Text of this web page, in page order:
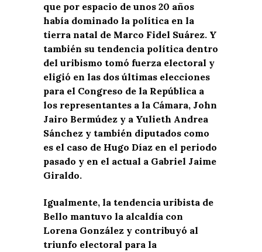
que por espacio de unos 20 años
había dominado la política en la
tierra natal de Marco Fidel Suárez. Y
también su tendencia política dentro
del uribismo tomó fuerza electoral y
eligió en las dos últimas elecciones
para el Congreso de la República a
los representantes a la Cámara, John
Jairo Bermúdez y a Yulieth Andrea
Sánchez y también diputados como
es el caso de Hugo Díaz en el periodo
pasado y en el actual a Gabriel Jaime
Giraldo.
Igualmente, la tendencia uribista de
Bello mantuvo la alcaldía con
Lorena González y contribuyó al
triunfo electoral para la